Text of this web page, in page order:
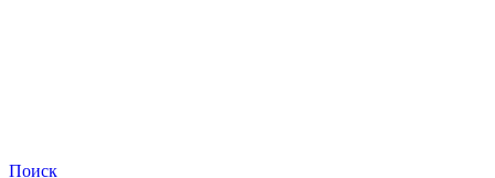
Поиск